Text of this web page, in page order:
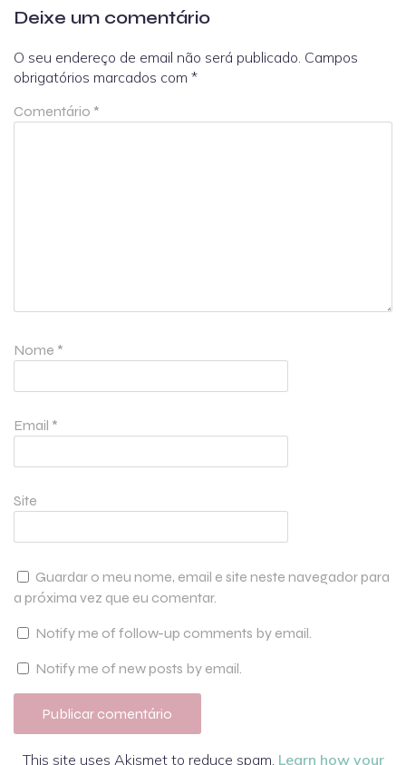
Deixe um comentário
O seu endereço de email não será publicado. Campos
obrigatórios marcados com *
Comentário *
Nome *
Email *
Site
Guardar o meu nome, email e site neste navegador para
a próxima vez que eu comentar.
Notify me of follow-up comments by email.
Notify me of new posts by email.
This site uses Akismet to reduce spam. Learn how your